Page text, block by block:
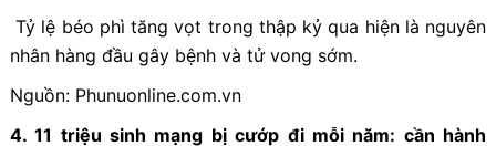
Tỷ lệ béo phì tăng vọt trong thập kỷ qua hiện là nguyên
nhân hàng đầu gây bệnh và tử vong sớm.
Nguồn: Phunuonline.com.vn
4. 11 triệu sinh mạng bị cướp đi mỗi năm: cần hành